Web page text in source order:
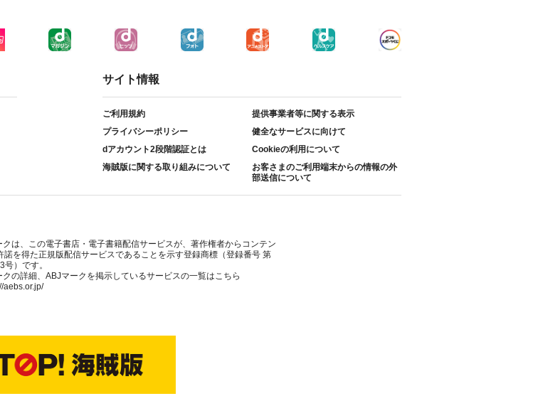
サイト情報
ご利用規約
提供事業者等に関する表示
プライバシーポリシー
健全なサービスに向けて
dアカウント2段階認証とは
Cookieの利用について
海賊版に関する取り組みについて
お客さまのご利用端末からの情報の外
部送信について
クは、この電子書店・電子書籍配信サービスが、著作権者からコンテン
諾を得た正規版配信サービスであることを示す登録商標（登録番号 第
）です。
クの詳細、ABJマークを掲示しているサービスの一覧はこちら
aebs.or.jp/